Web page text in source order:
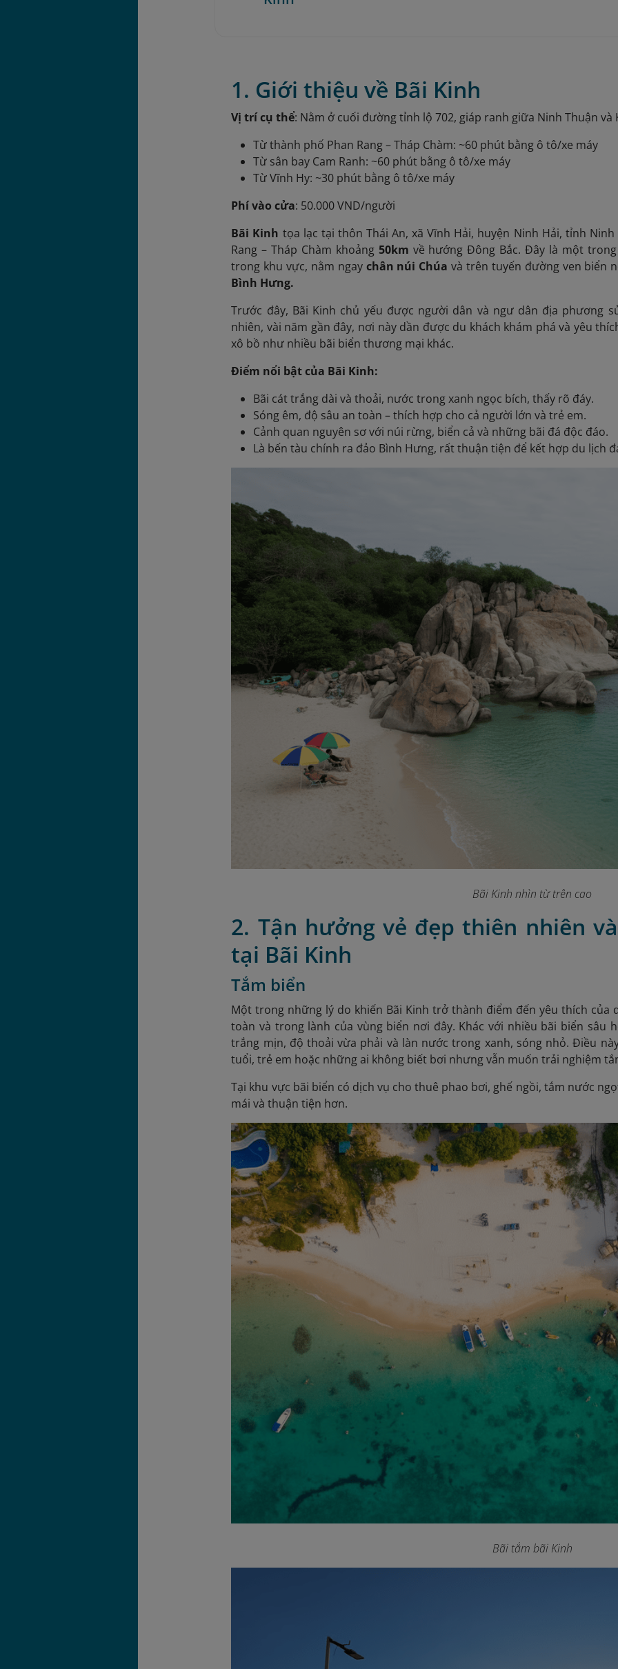
1. Giới thiệu về Bãi Kinh
Vị trí cụ thể: Nằm ở cuối đường tỉnh lộ 702, giáp ranh giữa Ninh Thuận
Từ thành phố Phan Rang – Tháp Chàm: ~60 phút bằng ô tô/xe máy
Từ sân bay Cam Ranh: ~60 phút bằng ô tô/xe máy
Từ Vĩnh Hy: ~30 phút bằng ô tô/xe máy
Phí vào cửa: 50.000 VND/người
Bãi Kinh tọa lạc tại thôn Thái An, xã Vĩnh Hải, huyện Ninh Hải, tỉnh
Rang – Tháp Chàm khoảng 50km về hướng Đông Bắc. Đây là một
trong khu vực, nằm ngay chân núi Chúa và trên tuyến đường ven biển
Bình Hưng.
Trước đây, Bãi Kinh chủ yếu được người dân và ngư dân địa phương
nhiên, vài năm gần đây, nơi này dần được du khách khám phá và yêu
xô bồ như nhiều bãi biển thương mại khác.
Điểm nổi bật của Bãi Kinh:
Bãi cát trắng dài và thoải, nước trong xanh ngọc bích, thấy rõ đáy.
Sóng êm, độ sâu an toàn – thích hợp cho cả người lớn và trẻ em.
Cảnh quan nguyên sơ với núi rừng, biển cả và những bãi đá độc đáo.
Là bến tàu chính ra đảo Bình Hưng, rất thuận tiện để kết hợp du lịch
Bãi Kinh nhìn từ trên cao
2. Tận hưởng vẻ đẹp thiên nhiên
tại Bãi Kinh
Tắm biển
Một trong những lý do khiến Bãi Kinh trở thành điểm đến yêu thích của
toàn và trong lành của vùng biển nơi đây. Khác với nhiều bãi biển sâu
trắng mịn, độ thoải vừa phải và làn nước trong xanh, sóng nhỏ. Điều
tuổi, trẻ em hoặc những ai không biết bơi nhưng vẫn muốn trải nghiệm
Tại khu vực bãi biển có dịch vụ cho thuê phao bơi, ghế ngồi, tắm nước
mái và thuận tiện hơn.
Bãi tắm bãi Kinh